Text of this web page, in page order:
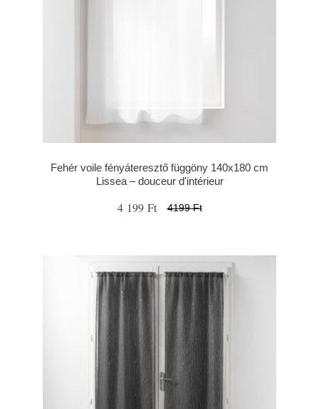
Fehér voile fényáteresztő függöny 140x180 cm
Lissea – douceur d'intérieur
4 199 Ft 4199 Ft